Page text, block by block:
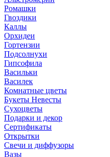
Ромашки
Гвоздики
Каллы
Орхидеи
Гортензии
Подсолнухи
Гипсофила
Васильки
Василек
Комнатные цветы
Букеты Невесты
Сухоцветы
Подарки и декор
Сертификаты
Открытки
Свечи и диффузоры
Вазы